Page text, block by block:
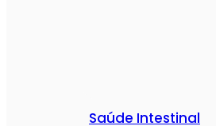
Saúde Intestinal